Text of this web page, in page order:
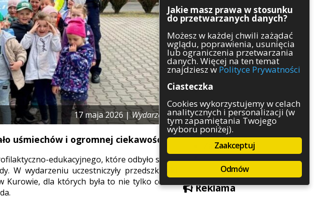
Komunikaty
Kultura
Polityka
Pozostałe
Psychologia
Rolnictwo
Służby
Sport
Środowisko
Szkolnictwo
Wydarzenia
Zapowiedzi
Zdrowie
Reklama
17 maja 2026 |Wydarzenia
uśmiechów i ogromnej ciekawości.
edukacyjnego, które odbyło się 11
W wydarzeniu uczestniczyły przedszkolaki
Kurowie, dla których była to nie tylko cenna
Jakie masz prawa w stosunku
do przetwarzanych danych?
Możesz w każdej chwili zażądać
wglądu, poprawienia, usunięcia
lub ograniczenia przetwarzania
danych. Więcej na ten temat
znajdziesz w Polityce Prywatności
Ciasteczka
Cookies wykorzystujemy w celach
analitycznych i personalizacji (w
tym zapamiętania Twojego
wyboru poniżej).
Zaakceptuj
Odmów